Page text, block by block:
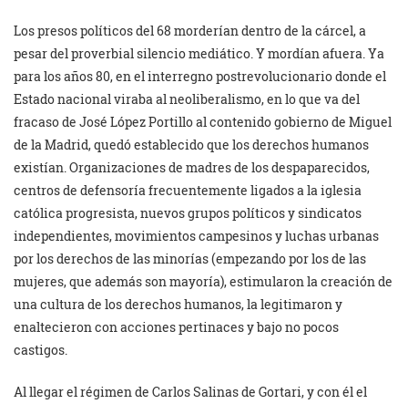
Los presos políticos del 68 morderían dentro de la cárcel, a
pesar del proverbial silencio mediático. Y mordían afuera. Ya
para los años 80, en el interregno postrevolucionario donde el
Estado nacional viraba al neoliberalismo, en lo que va del
fracaso de José López Portillo al contenido gobierno de Miguel
de la Madrid, quedó establecido que los derechos humanos
existían. Organizaciones de madres de los despaparecidos,
centros de defensoría frecuentemente ligados a la iglesia
católica progresista, nuevos grupos políticos y sindicatos
independientes, movimientos campesinos y luchas urbanas
por los derechos de las minorías (empezando por los de las
mujeres, que además son mayoría), estimularon la creación de
una cultura de los derechos humanos, la legitimaron y
enaltecieron con acciones pertinaces y bajo no pocos
castigos.
Al llegar el régimen de Carlos Salinas de Gortari, y con él el